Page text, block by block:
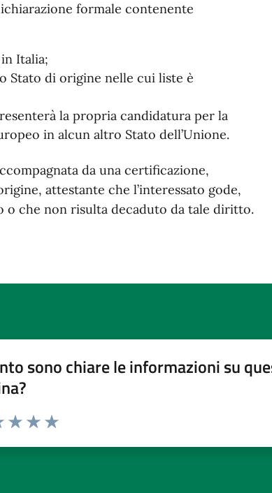
formale contenente
Italia;
Stato di origine nelle cui liste è
la propria candidatura per la
in alcun altro Stato dell’Unione.
da una certificazione,
attestante che l’interessato gode,
o che non risulta decaduto da tale diritto.
sono chiare le informazioni su
1 a 5 stelle la pagina